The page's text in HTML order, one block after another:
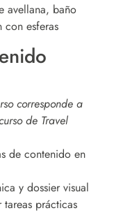
avellana, baño
esferas
corresponde a
de Travel
de contenido en
y dossier visual
prácticas